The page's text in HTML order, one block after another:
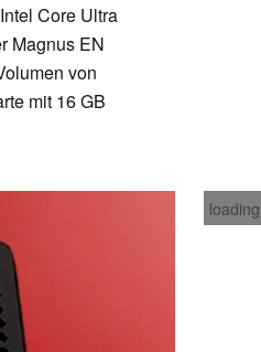
Core Ultra
Magnus EN
von
mit 16 GB